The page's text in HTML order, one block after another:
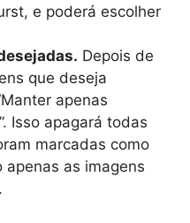
e poderá escolher
Depois de
que deseja
apenas
Isso apagará todas
marcadas como
as imagens